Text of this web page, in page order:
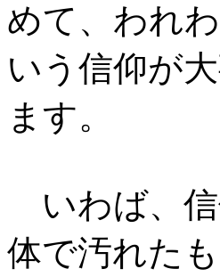
めて、われ
いう信仰が
ます。
いわば、信
体で汚れた